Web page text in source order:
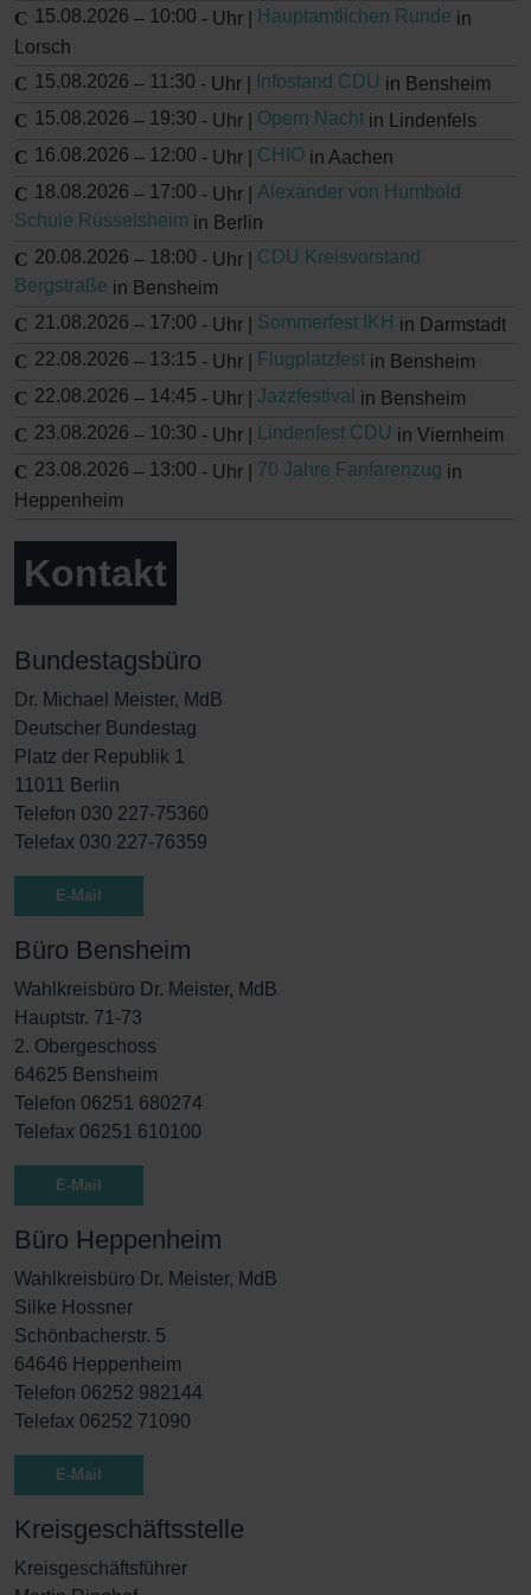
15.08.2026 – 10:00 - Uhr | Hauptamtlichen Runde in
Lorsch
15.08.2026 – 11:30 - Uhr | Infostand CDU in Bensheim
15.08.2026 – 19:30 - Uhr | Opern Nacht in Lindenfels
16.08.2026 – 12:00 - Uhr | CHIO in Aachen
18.08.2026 – 17:00 - Uhr | Alexander von Humbold
Schule Rüsselsheim in Berlin
20.08.2026 – 18:00 - Uhr | CDU Kreisvorstand
Bergstraße in Bensheim
21.08.2026 – 17:00 - Uhr | Sommerfest IKH in Darmstadt
22.08.2026 – 13:15 - Uhr | Flugplatzfest in Bensheim
22.08.2026 – 14:45 - Uhr | Jazzfestival in Bensheim
23.08.2026 – 10:30 - Uhr | Lindenfest CDU in Viernheim
23.08.2026 – 13:00 - Uhr | 70 Jahre Fanfarenzug in
Heppenheim
Kontakt
Bundestagsbüro
Dr. Michael Meister, MdB
Deutscher Bundestag
Platz der Republik 1
11011 Berlin
Telefon 030 227-75360
Telefax 030 227-76359
E-Mail
Büro Bensheim
Wahlkreisbüro Dr. Meister, MdB
Hauptstr. 71-73
2. Obergeschoss
64625 Bensheim
Telefon 06251 680274
Telefax 06251 610100
E-Mail
Büro Heppenheim
Wahlkreisbüro Dr. Meister, MdB
Silke Hossner
Schönbacherstr. 5
64646 Heppenheim
Telefon 06252 982144
Telefax 06252 71090
E-Mail
Kreisgeschäftsstelle
Kreisgeschäftsführer